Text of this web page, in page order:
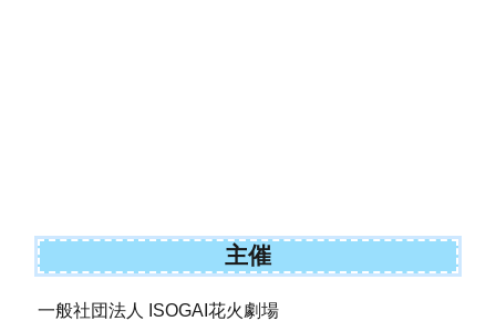
主催
一般社団法人 ISOGAI花火劇場